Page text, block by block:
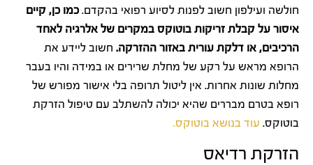
חולשה ועילפון חשוב לפנות לסיוע רפואי בהקדם. כמו כן, קיים
איסור על קבלת זריקות בוטוקס במקרים של אלרגיה לאחד
הרכיבים, או דלקת עורית באזור ההזרקה. חשוב ליידע את
הרופא מראש על רקע של מחלת שרירים או במידה והיו בעבר
מחלות שונות אחרות. אין ליטול תרופה בלי אישור מפורש של
רופא בטרם מבררים שהיא יכולה להשתלב עם טיפול הזרקת
בוטוקס. עוד בנושא בוטוקס.
הזרקת רדיאס